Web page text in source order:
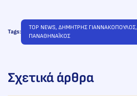
Tags:
TOP NEWS, ΔΗΜΗΤΡΗΣ ΓΙΑΝΝΑΚΟΠΟΥΛΟΣ,
ΠΑΝΑΘΗΝΑΪΚΟΣ
Σχετικά άρθρα